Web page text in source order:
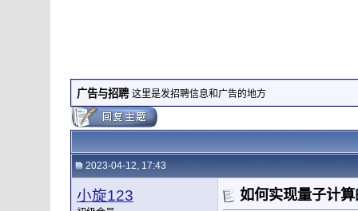
广告与招聘 这里是发招聘信息和广告的地方
2023-04-12, 17:43
小旋123 如何实现量子计